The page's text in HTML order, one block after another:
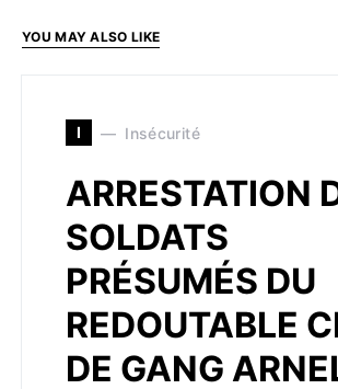
YOU MAY ALSO LIKE
I Insécurité
ARRESTATION
SOLDATS
PRÉSUMÉS DU
REDOUTABLE
DE GANG